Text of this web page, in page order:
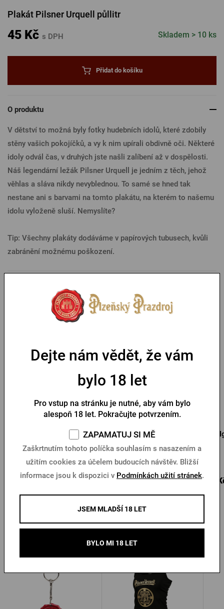
PŘIHLÁSIT PŘES SEZNAM
Plakát Pilsner Urquell půllitr
45 Kč s DPH Skladem > 10 ks
Přidat do košíku
O produktu
V dětství to možná byly fotky hudebních idolů, které zdobily
stěny vašich pokojíčků, a vy k nim upírali obdivně oči. Některé
idoly odvál čas, v druhých jste našli zalíbení až v dospělosti.
Náš legendární ležák Pilsner Urquell je jedním z těch, jehož
věhlas a sláva nikdy nevyblednou. To samé se hned tak
nestane ani s barvami na tomto plakátu, na kterém to našemu
idolu vyloženě sluší. Nemyslíte?
Tip: Všechny plakáty dodáváme v papírových tubusech, kvůli
zabránění možnému poškození.
Mohlo by se vám líbit
-30 %
Otvírák s přívěskem
Pilsner Urquell pečeť
Skladem > 10 ks
28 Kč Koupit
Přívěsek na klíček s
otvírákem Pilsner Urquell
Skladem > 10 ks
25 Kč Koupit 5
Další produkty od Pilsner Urquell
Dejte nám vědět, že vám
bylo 18 let
Pro vstup na stránku je nutné, aby vám bylo
alespoň 18 let. Pokračujte potvrzením.
ZAPAMATUJ SI MĚ
Zaškrtnutím tohoto políčka souhlasím s nasazením a
užitím cookies za účelem budoucích návštěv. Bližší
informace jsou k dispozici v Podmínkách užití stránek.
JSEM MLADŠÍ 18 LET
BYLO MI 18 LET